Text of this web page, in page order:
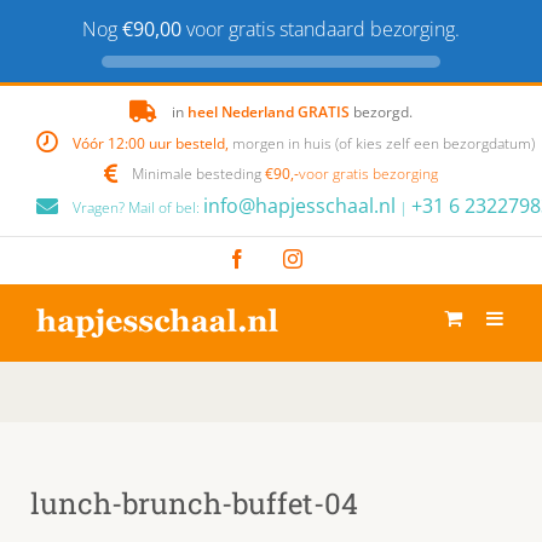
Nog€90,00voor gratis standaard bezorging.
content
in heel Nederland GRATIS bezorgd.
Vóór 12:00 uur besteld, morgen in huis (of kies zelf een bezorgdatum)
Minimale besteding€90,-voor gratis bezorging
Vragen? Mail of bel: info@hapjesschaal.nl | +31 6
FacebookInstagram
lunch-brunch-buffet-04